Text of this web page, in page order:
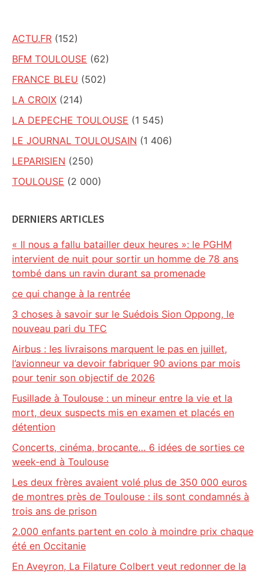
ACTU.FR (152)
BFM TOULOUSE (62)
FRANCE BLEU (502)
LA CROIX (214)
LA DEPECHE TOULOUSE (1 545)
LE JOURNAL TOULOUSAIN (1 406)
LEPARISIEN (250)
TOULOUSE (2 000)
DERNIERS ARTICLES
« Il nous a fallu batailler deux heures »: le PGHM
intervient de nuit pour sortir un homme de 78 ans
tombé dans un ravin durant sa promenade
ce qui change à la rentrée
3 choses à savoir sur le Suédois Sion Oppong, le
nouveau pari du TFC
Airbus : les livraisons marquent le pas en juillet,
l’avionneur va devoir fabriquer 90 avions par mois
pour tenir son objectif de 2026
Fusillade à Toulouse : un mineur entre la vie et la
mort, deux suspects mis en examen et placés en
détention
Concerts, cinéma, brocante… 6 idées de sorties ce
week-end à Toulouse
Les deux frères avaient volé plus de 350 000 euros
de montres près de Toulouse : ils sont condamnés à
trois ans de prison
2.000 enfants partent en colo à moindre prix chaque
été en Occitanie
En Aveyron, La Filature Colbert veut redonner de la